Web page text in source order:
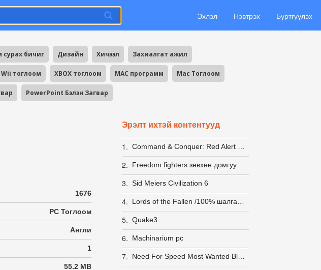
Эхлэл Нэвтрэх Бүртгүүлэх
сурах бичиг Дизайн Хичээл Захиалгат ажил
Wii тоглоом XBOX тоглоом MAC программ Mac Тоглоом
PowerPoint Бэлэн Загвар
1676
PC Тоглоом
Англи
1
55.2 MB
Эрэлт ихтэй контентууд
1.
2.
3. Sid Meiers Civilization 6
4.
5. Quake3
6. Machinarium pc
7.